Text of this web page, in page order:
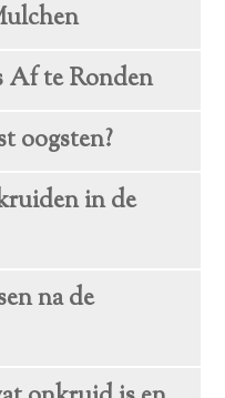
Af te Ronden
oogsten?
in de
na de